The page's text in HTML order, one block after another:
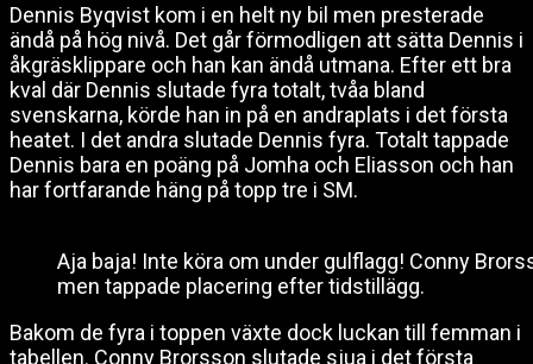
Dennis Byqvist kom i en helt ny bil men presterade
ändå på hög nivå. Det går förmodligen att sätta Dennis i
åkgräsklippare och han kan ändå utmana. Efter ett bra
kval där Dennis slutade fyra totalt, tvåa bland
svenskarna, körde han in på en andraplats i det första
heatet. I det andra slutade Dennis fyra. Totalt tappade
Dennis bara en poäng på Jomha och Eliasson och han
har fortfarande häng på topp tre i SM.
Aja baja! Inte köra om under gulflagg! Conny
men tappade placering efter tidstillägg.
Bakom de fyra i toppen växte dock luckan till femman i
tabellen. Conny Brorsson slutade sjua i det första